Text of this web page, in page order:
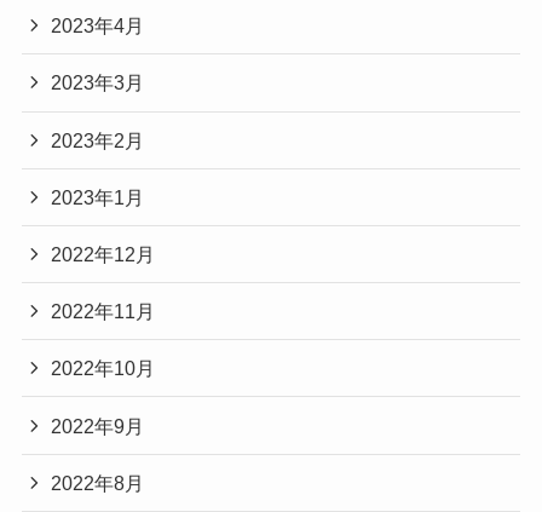
2023年4月
2023年3月
2023年2月
2023年1月
2022年12月
2022年11月
2022年10月
2022年9月
2022年8月